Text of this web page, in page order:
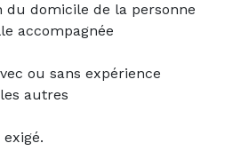
domicile de la personne
accompagnée
ou sans expérience
autres